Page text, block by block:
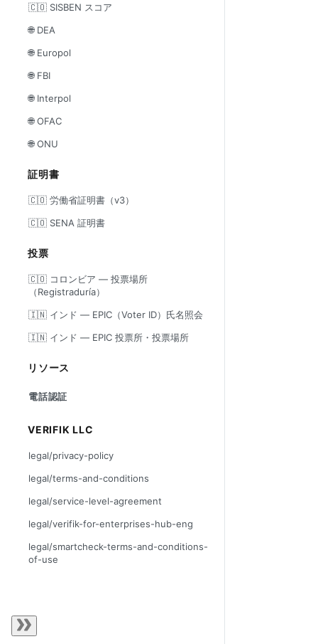
🇨🇴 SISBEN スコア
🌐 DEA
🌐 Europol
🌐 FBI
🌐 Interpol
🌐 OFAC
🌐 ONU
証明書
🇨🇴 労働省証明書（v3）
🇨🇴 SENA 証明書
投票
🇨🇴 コロンビア — 投票場所
（Registraduría）
🇮🇳 インド — EPIC（Voter ID）氏名照会
🇮🇳 インド — EPIC 投票所・投票場所
リソース
電話認証
VERIFIK LLC
legal/privacy-policy
legal/terms-and-conditions
legal/service-level-agreement
legal/verifik-for-enterprises-hub-eng
legal/smartcheck-terms-and-conditions-
of-use